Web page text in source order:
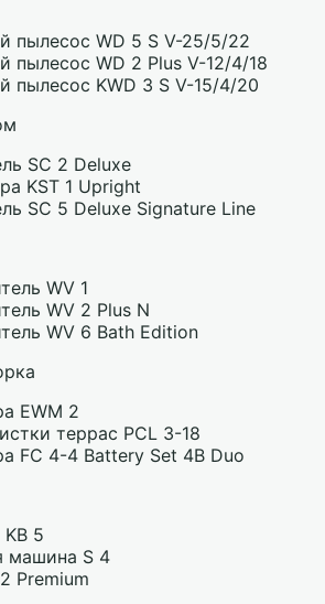
пылесос WD 5 S V-25/5/22
пылесос WD 2 Plus V-12/4/18
пылесос KWD 3 S V-15/4/20
SC 2 Deluxe
KST 1 Upright
SC 5 Deluxe Signature Line
WV 1
WV 2 Plus N
WV 6 Bath Edition
EWM 2
террас PCL 3-18
FC 4-4 Battery Set 4B Duo
5
машина S 4
Premium